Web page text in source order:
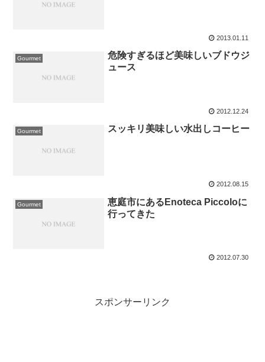
2013.01.11
Gourmet
危険すぎるほど美味しいブドウジ
ュース
2012.12.24
Gourmet スッキリ美味しい水出しコーヒー
2012.08.15
Gourmet
恵庭市にあるEnoteca Piccoloに
行ってきた
2012.07.30
スポンサーリンク